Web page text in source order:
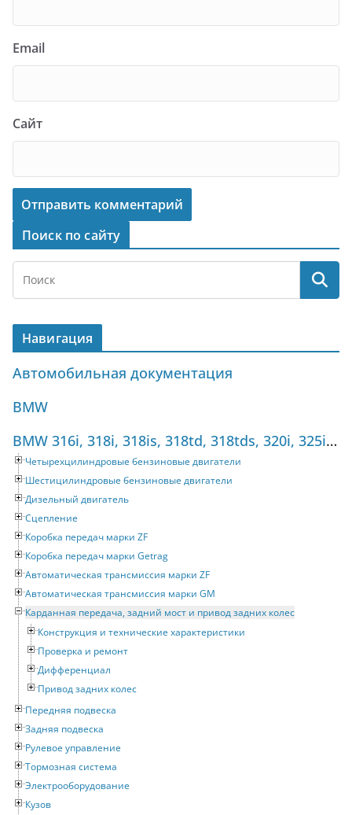
Email
Сайт
Поиск по сайту
Навигация
Автомобильная документация
BMW
BMW 316i, 318i, 318is, 318td, 318tds, 320i, 325i, 325tds (1990-1998) Руководство по ремонту
Четырехцилиндровые бензиновые двигатели
Шестицилиндровые бензиновые двигатели
Дизельный двигатель
Сцепление
Коробка передач марки ZF
Коробка передач марки Getrag
Автоматическая трансмиссия марки ZF
Автоматическая трансмиссия марки GM
Карданная передача, задний мост и привод задних колес
Конструкция и технические характеристики
Проверка и ремонт
Дифференциал
Привод задних колес
Передняя подвеска
Задняя подвеска
Рулевое управление
Тормозная система
Электрооборудование
Кузов